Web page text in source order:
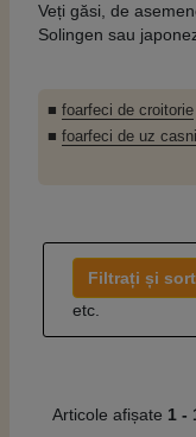
Veți găsi, de
Solingen sau
■ foarfeci de croitorie
■ foarfeci de uz
Filtrați și
etc.
Articole afișate 1 -